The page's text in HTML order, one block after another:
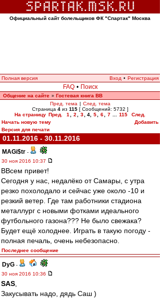
Официальный сайт болельщиков ФК "Спартак" Москва
Полная версия Вход • Регистрация
FAQ • Поиск
Общение на сайте » Гостевая книга ВВ
Пред. тема | След. тема
Страница 4из 115[ Сообщений: 5732 ]
На страницу Пред. 1 2 3 4 5 6 7 115
След.
Начать новую тему
Добавить
Версия для печати
01.11.2016 - 30.11.2016
MAGi$tr -
30 ноя 2016 10:37
ВВсем привет!
Сегодня у нас, недалёко от Самары, с утра
резко похолодало и сейчас уже около -10 и
резкий ветер. Где там работники стадиона
металлург с новыми фотками идеального
футбольного газона??? Не было свежака?
Будет ещё холоднее. Играть в такую погоду -
полная печаль, очень небезопасно.
Последнее сообщение
DyG -
30 ноя 2016 10:36
SAS
Закусывать надо, дядь Саш )